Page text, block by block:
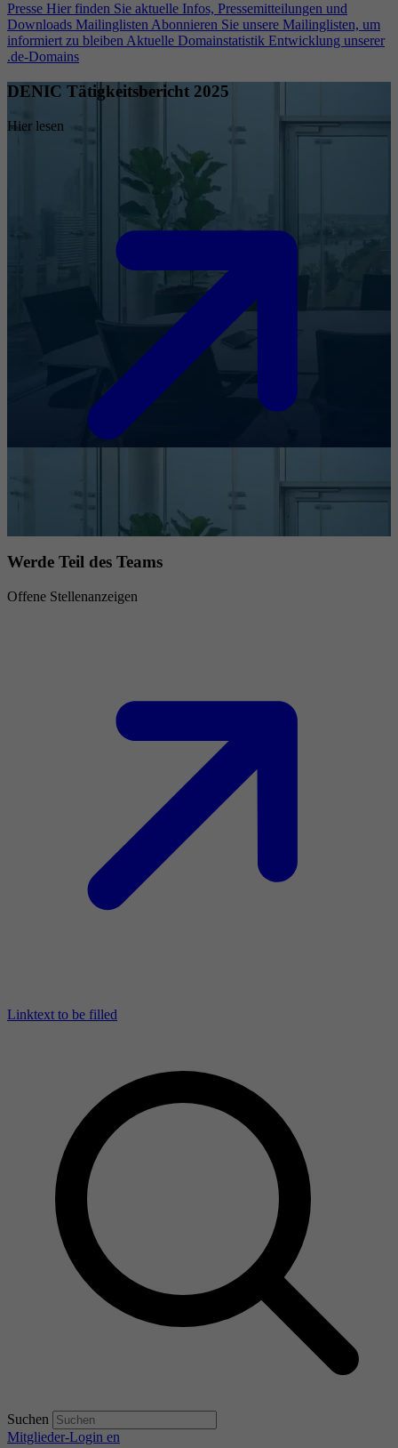
Presse Hier finden Sie aktuelle Infos, Pressemitteilungen und
Downloads Mailinglisten Abonnieren Sie unsere Mailinglisten, um
informiert zu bleiben Aktuelle Domainstatistik Entwicklung unserer
.de-Domains
DENIC Tätigkeitsbericht 2025
Hier lesen
Werde Teil des Teams
Offene Stellenanzeigen
Linktext to be filled
Suchen
Mitglieder-Login en